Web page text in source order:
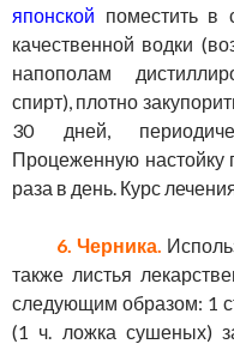
японской поместить в
качественной водки
напополам
спирт), плотно
30 дней,
Процеженную настойку
раза в день. Курс
6. Черника.
также листья
следующим образом: 1
(1 ч. ложка сушеных)